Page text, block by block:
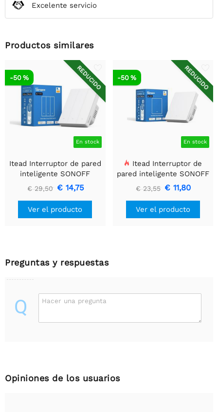
Excelente servicio
Productos similares
REDUCIDO
En stock
-50 %
Itead Interruptor de pared
inteligente SONOFF
SwitchMan Zigbee/Matter
- M5-3C-80W - 2 canales
€ 29,50 € 14,75
Ver el producto
REDUCIDO
En stock
-50 %
Itead Interruptor de
pared inteligente SONOFF
SwitchMan Zigbee/Matter
- M5-1C-80W - 1 canal
€ 23,55 € 11,80
Ver el producto
Preguntas y respuestas
Q Hacer una pregunta
Opiniones de los usuarios